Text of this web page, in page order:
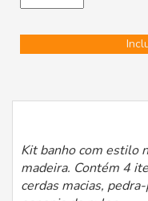
Kit banho com estilo
madeira. Contém 4
cerdas macias,